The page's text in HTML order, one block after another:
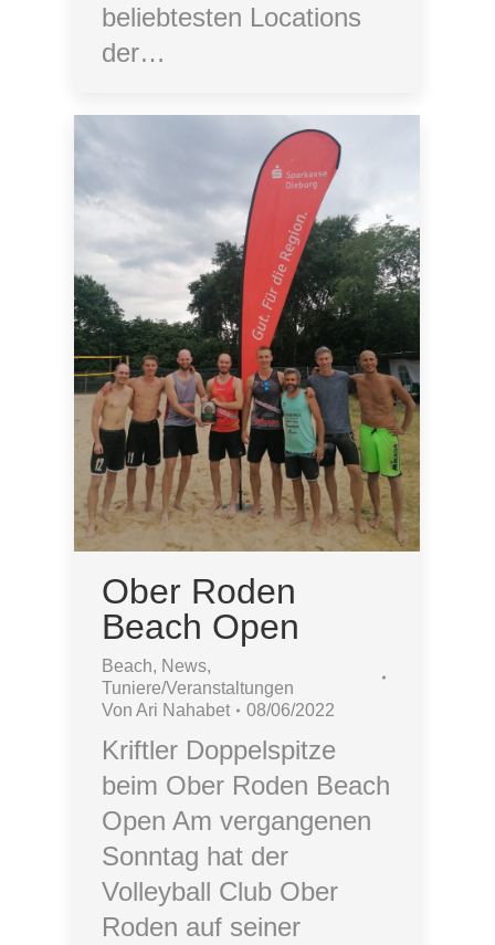
beliebtesten Locations
der…
Ober Roden
Beach Open
Beach, News,
Tuniere/Veranstaltungen
Von Ari Nahabet 08/06/2022
Kriftler Doppelspitze
beim Ober Roden Beach
Open Am vergangenen
Sonntag hat der
Volleyball Club Ober
Roden auf seiner